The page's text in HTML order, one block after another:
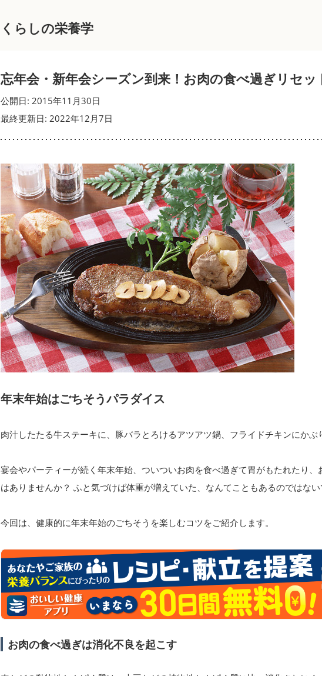
くらしの栄養学
忘年会・新年会シーズン到来！お肉の食べ過ぎリセッ
公開日: 2015年11月30日
最終更新日: 2022年12月7日
年末年始はごちそうパラダイス
肉汁したたる牛ステーキに、豚バラとろけるアツアツ鍋、フライドチキンにかぶ
宴会やパーティーが続く年末年始、ついついお肉を食べ過ぎて胃がもたれたり
はありませんか？ ふと気づけば体重が増えていた、なんてこともあるのではない
今回は、健康的に年末年始のごちそうを楽しむコツをご紹介します。
お肉の食べ過ぎは消化不良を起こす